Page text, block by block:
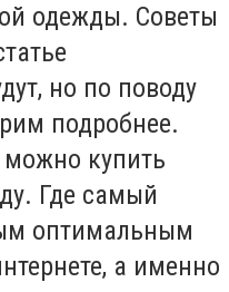
одежды. Советы
но по поводу
подробнее.
купить
Где самый
оптимальным
а именно